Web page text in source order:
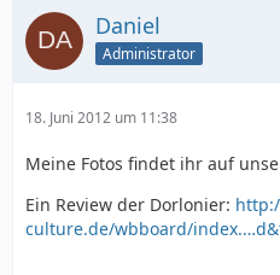
Daniel
Administrator
18. Juni 2012 um 11:38
Meine Fotos findet ihr auf
Ein Review der Dorlonier:
culture.de/wbboard/